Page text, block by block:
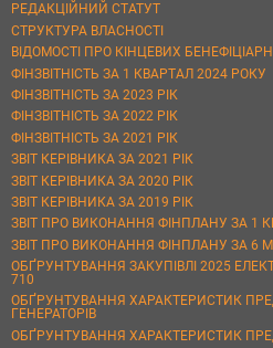
РЕДАКЦІЙНИЙ СТАТУТ
СТРУКТУРА ВЛАСНОСТІ
ВІДОМОСТІ ПРО КІНЦЕВИХ
ФІНЗВІТНІСТЬ ЗА 1 КВАРТАЛ 2024 РОКУ
ФІНЗВІТНІСТЬ ЗА 2023 РІК
ФІНЗВІТНІСТЬ ЗА 2022 РІК
ФІНЗВІТНІСТЬ ЗА 2021 РІК
ЗВІТ КЕРІВНИКА ЗА 2021 РІК
ЗВІТ КЕРІВНИКА ЗА 2020 РІК
ЗВІТ КЕРІВНИКА ЗА 2019 РІК
ЗВІТ ПРО ВИКОНАННЯ ФІНПЛАНУ ЗА 1
ЗВІТ ПРО ВИКОНАННЯ ФІНПЛАНУ ЗА 6
ОБҐРУНТУВАННЯ ЗАКУПІВЛІ 2025
710
ОБҐРУНТУВАННЯ ХАРАКТЕРИСТИК
ГЕНЕРАТОРІВ
ОБҐРУНТУВАННЯ ХАРАКТЕРИСТИК